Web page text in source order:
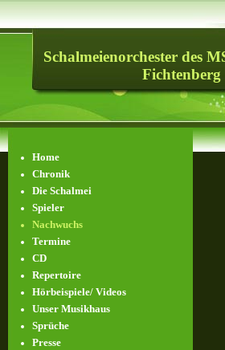
Schalmeienorchester des
Fichtenberg
Home
Chronik
Die Schalmei
Spieler
Nachwuchs
Termine
CD
Repertoire
Hörbeispiele/ Videos
Unser Musikhaus
Sprüche
Presse